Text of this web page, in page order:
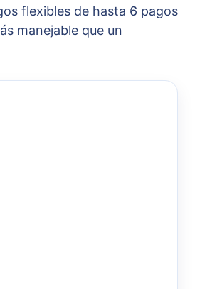
flexibles de hasta 6 pagos
manejable que un